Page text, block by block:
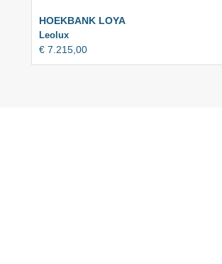
HOEKBANK LOYA
Leolux
€ 7.215,00